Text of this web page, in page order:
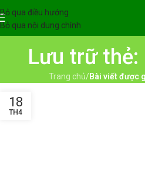
Bỏ qua điều hướng
Bỏ qua nội dung chính
Lưu trữ thẻ:
Trang chủ/Bài viết được
18
TH4